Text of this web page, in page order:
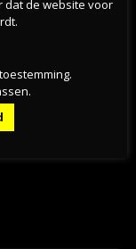
兰拒
dat de website voor